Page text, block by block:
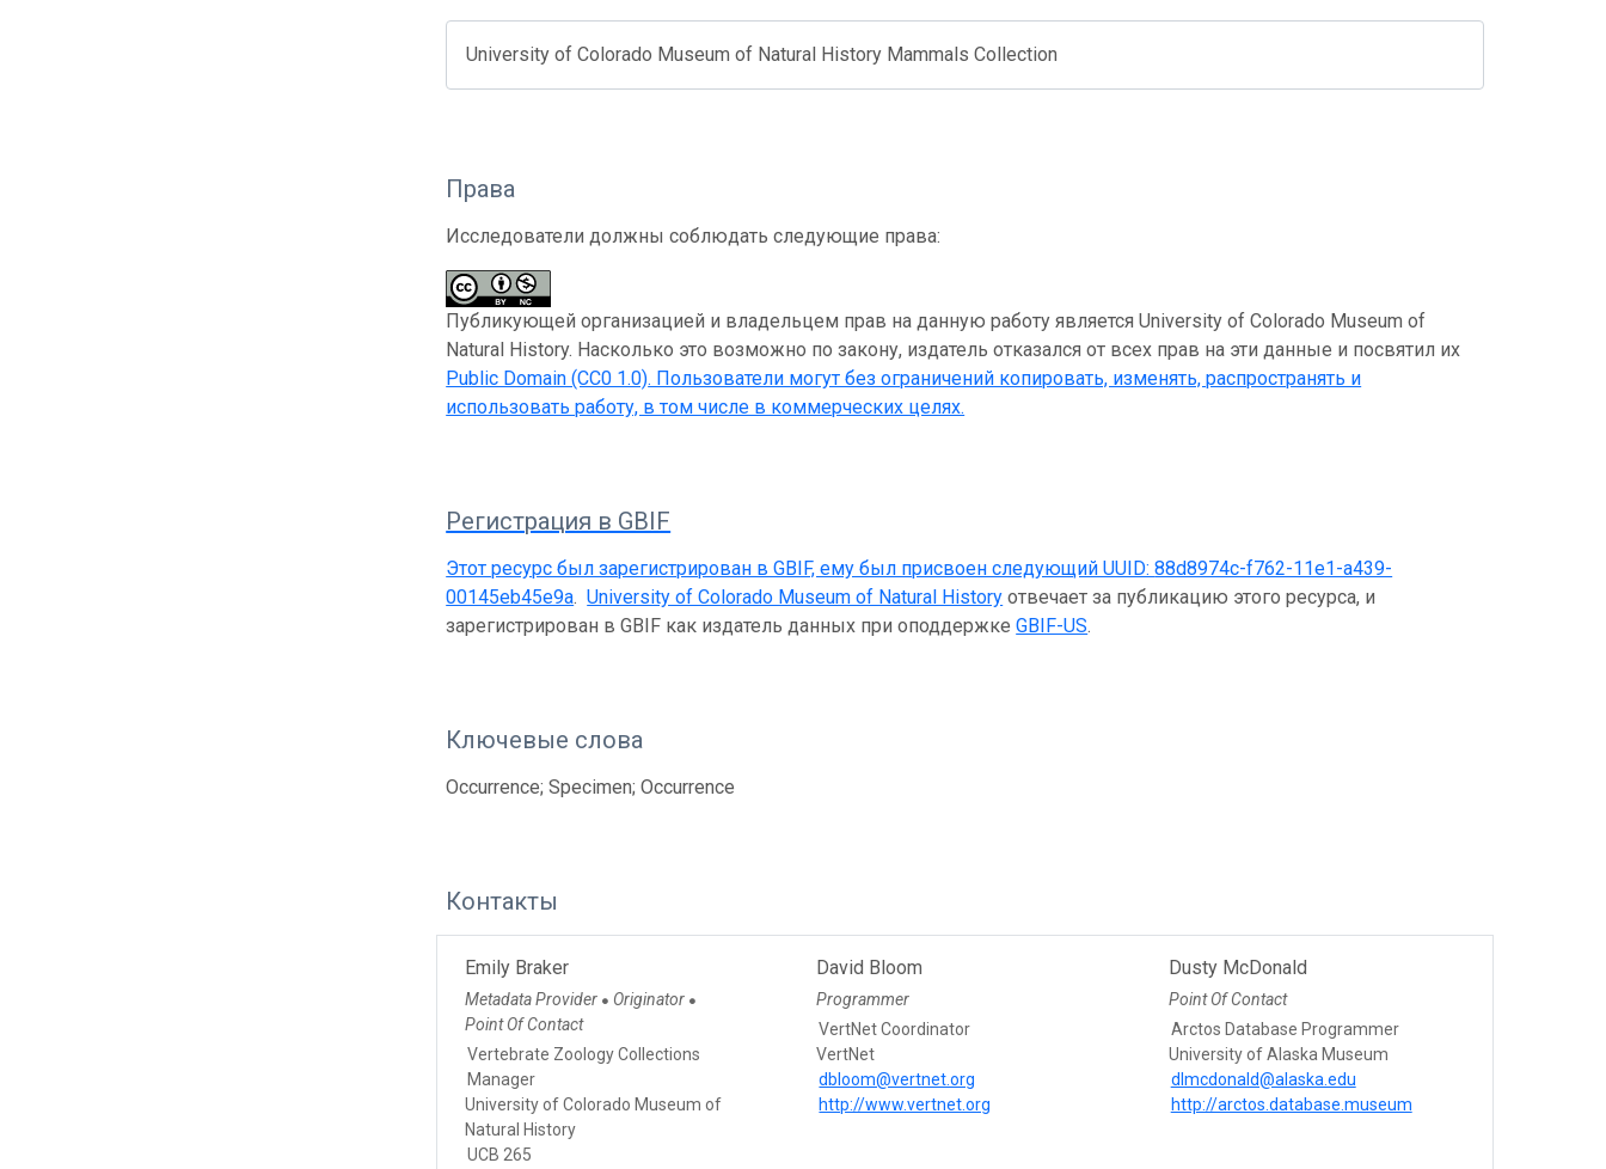
University of Colorado Museum of Natural History Mammals Collection
Права
Исследователи должны соблюдать следующие права:
Публикующей организацией и владельцем прав на данную работу является University of Colorado Museum of
Natural History. Насколько это возможно по закону, издатель отказался от всех прав на эти данные и посвятил их
Public Domain (CC0 1.0). Пользователи могут без ограничений копировать, изменять, распространять и
использовать работу, в том числе в коммерческих целях.
Регистрация в GBIF
Этот ресурс был зарегистрирован в GBIF, ему был присвоен следующий UUID:88d8974c-f762-11e1-a439-
00145eb45e9a.University of Colorado Museum of Natural History отвечает за публикацию этого ресурса, и
зарегистрирован в GBIF как издатель данных при оподдержкеGBIF-US.
Ключевые слова
Occurrence; Specimen; Occurrence
Контакты
Emily Braker
Metadata Provider ● Originator ●
Point Of Contact
Vertebrate Zoology Collections
Manager
University of Colorado Museum of
Natural History
UCB 265
David Bloom
Programmer
VertNet Coordinator
VertNet
dbloom@vertnet.org
http://www.vertnet.org
Dusty McDonald
Point Of Contact
Arctos Database Programmer
University of Alaska Museum
dlmcdonald@alaska.edu
http://arctos.database.museum